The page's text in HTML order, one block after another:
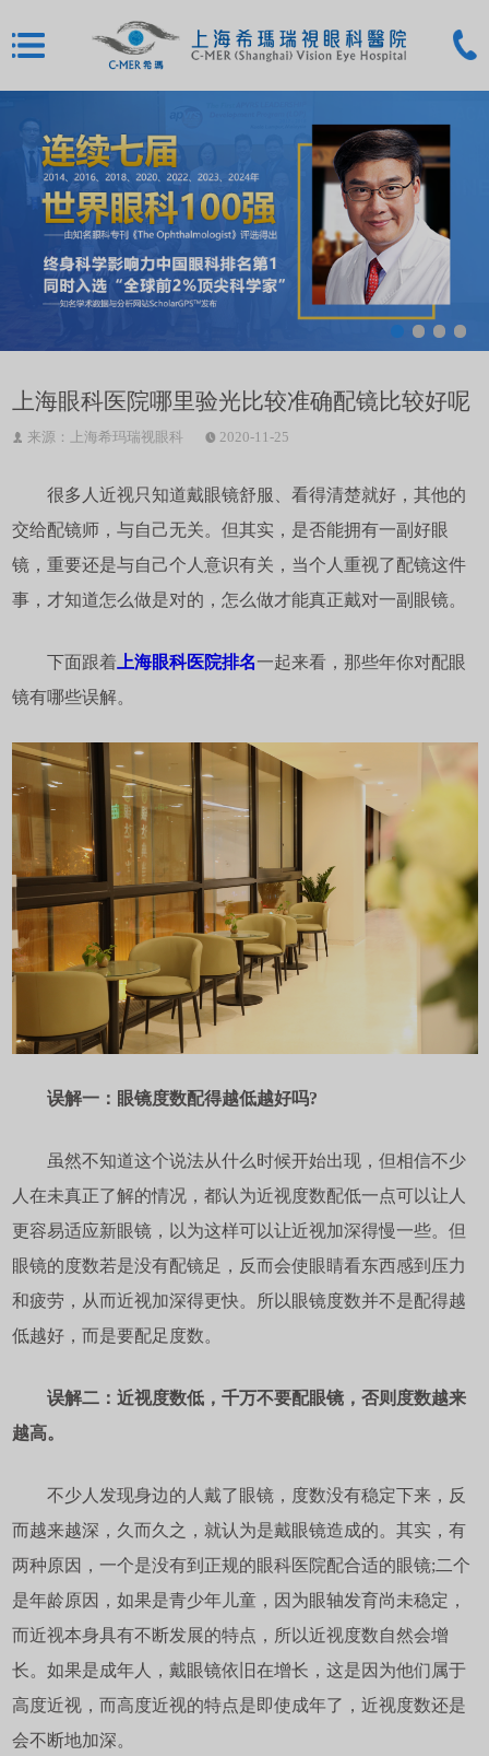
上海眼科医院哪里验光比较准确配镜比较好呢
来源：上海希玛瑞视眼科 2020-11-25
很多人近视只知道戴眼镜舒服、看得清楚就好，其他的
交给配镜师，与自己无关。但其实，是否能拥有一副好眼
镜，重要还是与自己个人意识有关，当个人重视了配镜这件
事，才知道怎么做是对的，怎么做才能真正戴对一副眼镜。
下面跟着 上海眼科医院排名一起来看，那些年你对配眼
镜有哪些误解。
误解一：眼镜度数配得越低越好吗?
虽然不知道这个说法从什么时候开始出现，但相信不少
人在未真正了解的情况，都认为近视度数配低一点可以让人
更容易适应新眼镜，以为这样可以让近视加深得慢一些。但
眼镜的度数若是没有配镜足，反而会使眼睛看东西感到压力
和疲劳，从而近视加深得更快。所以眼镜度数并不是配得越
低越好，而是要配足度数。
误解二：近视度数低，千万不要配眼镜，否则度数越来
越高。
不少人发现身边的人戴了眼镜，度数没有稳定下来，反
而越来越深，久而久之，就认为是戴眼镜造成的。其实，有
两种原因，一个是没有到正规的眼科医院配合适的眼镜;二个
是年龄原因，如果是青少年儿童，因为眼轴发育尚未稳定，
而近视本身具有不断发展的特点，所以近视度数自然会增
长。如果是成年人，戴眼镜依旧在增长，这是因为他们属于
高度近视，而高度近视的特点是即使成年了，近视度数还是
会不断地加深。